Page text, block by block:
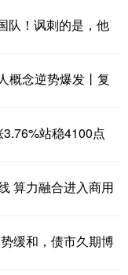
队！讽刺的是，他
概念逆势爆发丨复
站稳4100点
算力融合进入商用
缓和，债市久期博